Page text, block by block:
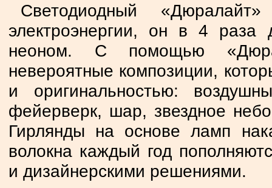
Светодиодный
электроэнергии, он в 4 раза
неоном. С помощью
невероятные композиции,
и оригинальностью:
фейерверк, шар, звездное
Гирлянды на основе ламп
волокна каждый год
и дизайнерскими решениями.